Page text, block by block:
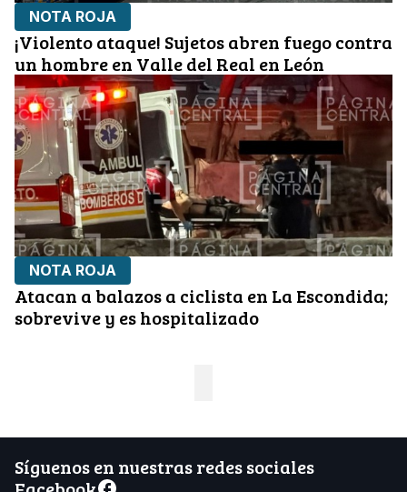
NOTA ROJA
¡Violento ataque! Sujetos abren fuego contra
un hombre en Valle del Real en León
NOTA ROJA
Atacan a balazos a ciclista en La Escondida;
sobrevive y es hospitalizado
Síguenos en nuestras redes sociales